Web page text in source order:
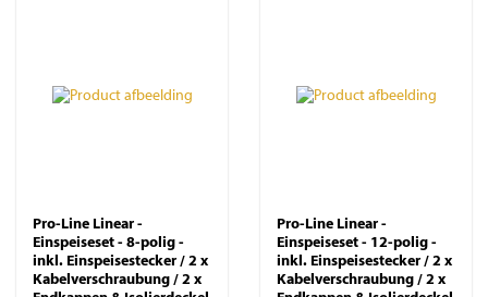
Pro-Line Linear -
Einspeiseset - 8-polig -
inkl. Einspeisestecker / 2 x
Kabelverschraubung / 2 x
Pro-Line Linear -
Einspeiseset - 12-polig -
inkl. Einspeisestecker / 2 x
Kabelverschraubung / 2 x